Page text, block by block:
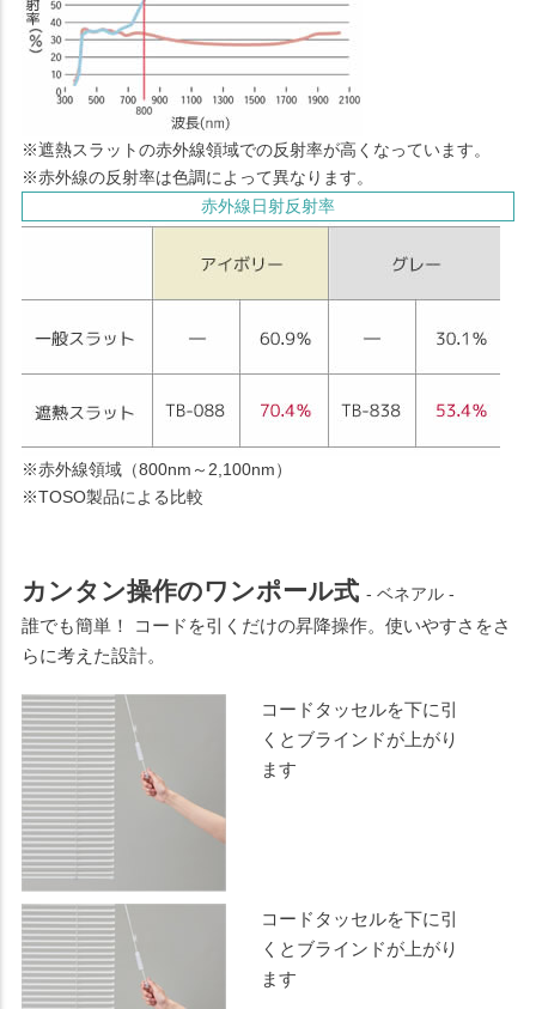
※遮熱スラットの赤外線領域での反射率が高くなっています。
※赤外線の反射率は色調によって異なります。
赤外線日射反射率
※赤外線領域（800nm～2,100nm）
※TOSO製品による比較
カンタン操作のワンポール式 - ベネアル -
誰でも簡単！ コードを引くだけの昇降操作。使いやすさをさ
らに考えた設計。
コードタッセルを下に引
くとブラインドが上がり
ます
コードタッセルを下に引
くとブラインドが上がり
ます